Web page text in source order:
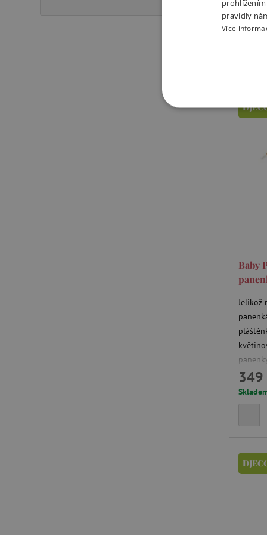
1
Baby
Jelikož
o
349
-
prohlížením
pravidly
Více
NEZBYTNĚ
Nezbytně nutné soubory
CookieScriptConsent
Google